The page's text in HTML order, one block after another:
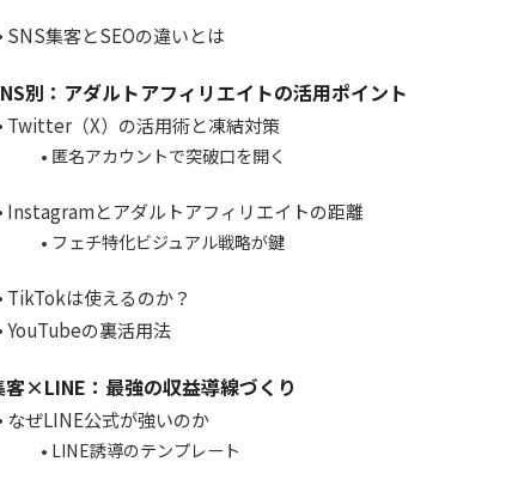
SNS集客とSEOの違いとは
別：アダルトアフィリエイトの活用ポイント
Twitter（X）の活用術と凍結対策
匿名アカウントで突破口を開く
Instagramとアダルトアフィリエイトの距離
フェチ特化ビジュアル戦略が鍵
TikTokは使えるのか？
YouTubeの裏活用法
客×LINE：最強の収益導線づくり
なぜLINE公式が強いのか
LINE誘導のテンプレート